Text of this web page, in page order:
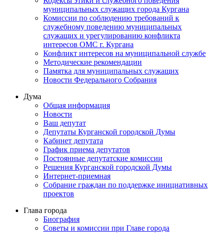
муниципальных служащих города Кургана
Комиссии по соблюдению требований к
служебному поведению муниципальных
служащих и урегулированию конфликта
интересов ОМС г. Кургана
Конфликт интересов на муниципальной службе
Методические рекомендации
Памятка для муниципальных служащих
Новости Федерального Cобрания
Дума
Общая информация
Новости
Ваш депутат
Депутаты Курганской городской Думы
Кабинет депутата
График приема депутатов
Постоянные депутатские комиссии
Решения Курганской городской Думы
Интернет-приемная
Собрание граждан по поддержке инициативных
проектов
Глава города
Биография
Советы и комиссии при Главе города